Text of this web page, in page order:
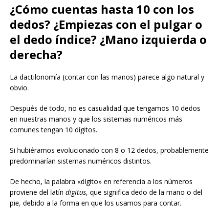
¿Cómo cuentas hasta 10 con los
dedos? ¿Empiezas con el pulgar o
el dedo índice? ¿Mano izquierda o
derecha?
La dactilonomía (contar con las manos) parece algo natural y
obvio.
Después de todo, no es casualidad que tengamos 10 dedos
en nuestras manos y que los sistemas numéricos más
comunes tengan 10 dígitos.
Si hubiéramos evolucionado con 8 o 12 dedos, probablemente
predominarían sistemas numéricos distintos.
De hecho, la palabra «dígito» en referencia a los números
proviene del latín digitus, que significa dedo de la mano o del
pie, debido a la forma en que los usamos para contar.